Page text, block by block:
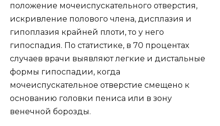
положение мочеиспускательного отверстия,
искривление полового члена, дисплазия и
гипоплазия крайней плоти, то у него
гипоспадия. По статистике, в 70 процентах
случаев врачи выявляют легкие и дистальные
формы гипоспадии, когда
мочеиспускательное отверстие смещено к
основанию головки пениса или в зону
венечной борозды.